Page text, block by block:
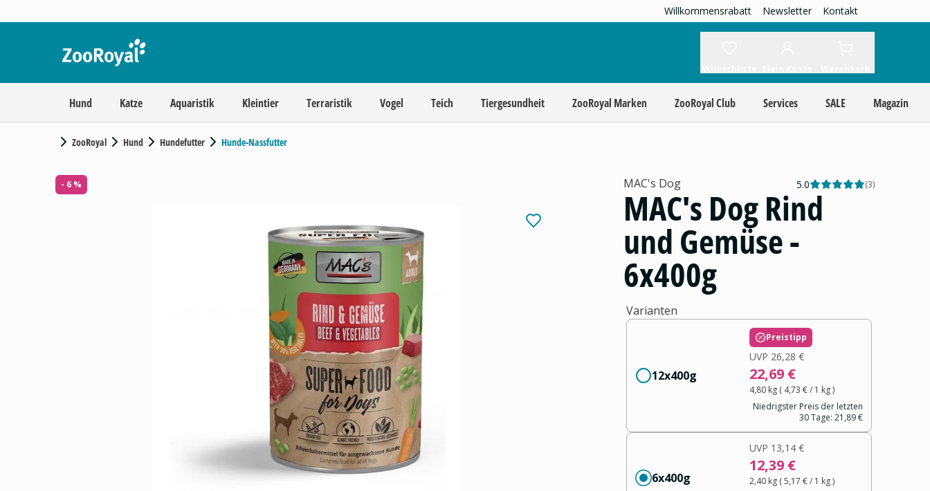
Willkommensrabatt Newsletter Kontakt
Hund Katze Aquaristik Kleintier Terraristik Vogel Teich Tiergesundheit ZooRoyal Marken ZooRoyal Club Services SALE Magazin
ZooRoyal Hund Hundefutter Hunde-Nassfutter
- 6 % MAC's Dog 5.0 (3)
MAC's Dog Rind
und Gemüse -
6x400g
Varianten
12x400g
Preistipp
UVP 26,28 €
22,69 €
4,80 kg( 4,73 €/ 1 kg)
Niedrigster Preis der letzten
30 Tage: 21,89 €
6x400g
UVP 13,14 €
12,39 €
2,40 kg(5,17 €/ 1 kg)